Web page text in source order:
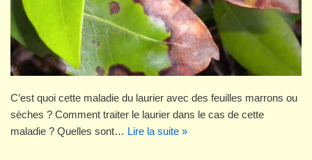
C’est quoi cette maladie du laurier avec des feuilles marrons ou
sèches ? Comment traiter le laurier dans le cas de cette
maladie ? Quelles sont… Lire la suite »